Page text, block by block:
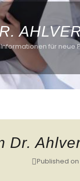
Informationen für neue
Dr.
Published on